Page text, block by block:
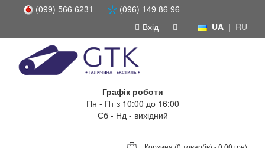
(099) 566 6231
(096) 149 86 96
UA | RU
Вхід
Графік роботи
Пн - Пт з 10:00 до 16:00
Сб - Нд - вихідний